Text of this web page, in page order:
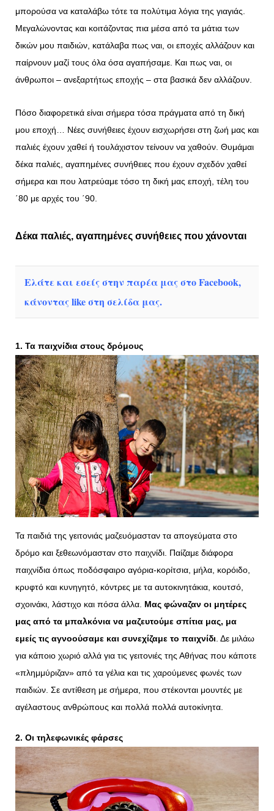
μπορούσα να καταλάβω τότε τα πολύτιμα λόγια της γιαγιάς.
Μεγαλώνοντας και κοιτάζοντας πια μέσα από τα μάτια των
δικών μου παιδιών, κατάλαβα πως ναι, οι εποχές αλλάζουν και
παίρνουν μαζί τους όλα όσα αγαπήσαμε. Και πως ναι, οι
άνθρωποι – ανεξαρτήτως εποχής – στα βασικά δεν αλλάζουν.
Πόσο διαφορετικά είναι σήμερα τόσα πράγματα από τη δική
μου εποχή… Νέες συνήθειες έχουν εισχωρήσει στη ζωή μας και
παλιές έχουν χαθεί ή τουλάχιστον τείνουν να χαθούν. Θυμάμαι
δέκα παλιές, αγαπημένες συνήθειες που έχουν σχεδόν χαθεί
σήμερα και που λατρεύαμε τόσο τη δική μας εποχή, τέλη του
΄80 με αρχές του ΄90.
Δέκα παλιές, αγαπημένες συνήθειες που χάνονται
Ελάτε και εσείς στην παρέα μας στο Facebook,
κάνοντας like στη σελίδα μας.
1. Τα παιχνίδια στους δρόμους
Τα παιδιά της γειτονιάς μαζευόμασταν τα απογεύματα στο
δρόμο και ξεθεωνόμασταν στο παιχνίδι. Παίζαμε διάφορα
παιχνίδια όπως ποδόσφαιρο αγόρια-κορίτσια, μήλα, κορόιδο,
κρυφτό και κυνηγητό, κόντρες με τα αυτοκινητάκια, κουτσό,
σχοινάκι, λάστιχο και πόσα άλλα. Μας φώναζαν οι μητέρες
μας από τα μπαλκόνια να μαζευτούμε σπίτια μας, μα
εμείς τις αγνοούσαμε και συνεχίζαμε το παιχνίδι . Δε μιλάω
για κάποιο χωριό αλλά για τις γειτονιές της Αθήνας που κάποτε
«πλημμύριζαν» από τα γέλια και τις χαρούμενες φωνές των
παιδιών. Σε αντίθεση με σήμερα, που στέκονται μουντές με
αγέλαστους ανθρώπους και πολλά πολλά αυτοκίνητα.
2. Οι τηλεφωνικές φάρσες